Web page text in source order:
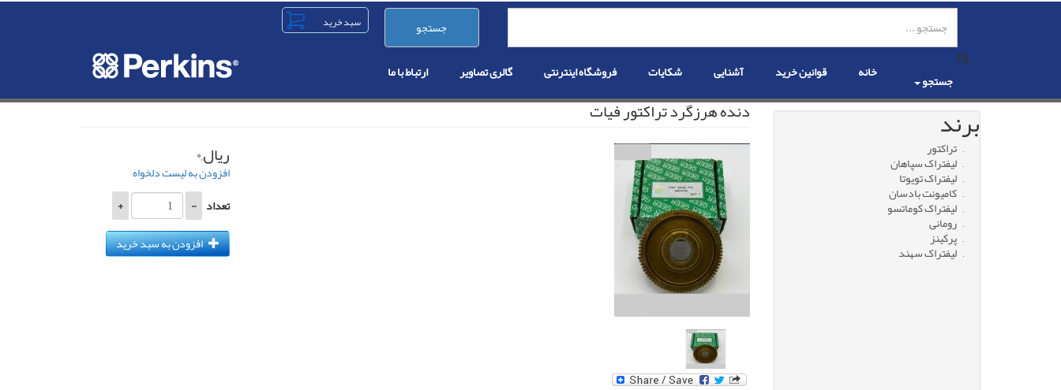
رفتن
جستجو
جستجو خانه قوانین خرید آشنایی شکایات فروشگاه اینترنتی گالری تصاویر ارتباط با ما
دنده هرزگرد تراکتور فیات
ریال,۰
افزودن به لیست دلخواه
تعداد -
+
افزودن به سبد خرید
برند
تراکتور
لیفتراک سپاهان
لیفتراک تویوتا
کامیونت بادسان
لیفتراک کوماتسو
رومانی
پرکینز
لیفتراک سهند